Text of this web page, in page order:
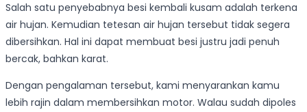
Salah satu penyebabnya besi kembali kusam adalah terkena
air hujan. Kemudian tetesan air hujan tersebut tidak segera
dibersihkan. Hal ini dapat membuat besi justru jadi penuh
bercak, bahkan karat.
Dengan pengalaman tersebut, kami menyarankan kamu
lebih rajin dalam membersihkan motor. Walau sudah dipoles